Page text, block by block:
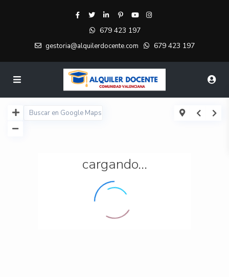
679 423 197
gestoria@alquilerdocente.com 679 423 197
cargando...